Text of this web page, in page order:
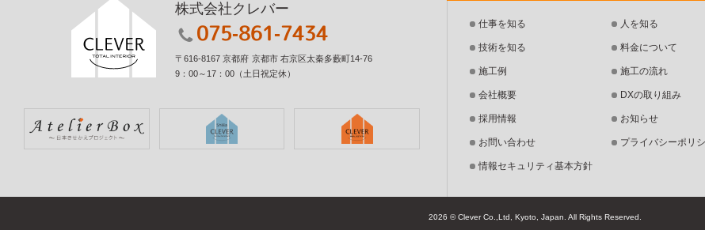
株式会社クレバー
075-861-7434
〒616-8167 京都府 京都市 右京区太秦多藪町14-76
9：00～17：00 （土日祝定休）
仕事を知る 人を知る
技術を知る 料金について
施工例 施工の流れ
会社概要 DXの取り組み
採用情報 お知らせ
お問い合わせ プライバシーポリ
情報セキュリティ基本方針
2026 © Clever Co.,Ltd, Kyoto, Japan. All Rights Reserved.